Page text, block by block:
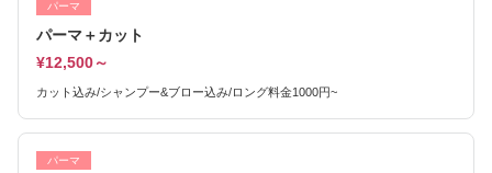
パーマ
パーマ＋カット
¥12,500～
カット込み/シャンプー&ブロー込み/ロング料金1000円~
パーマ